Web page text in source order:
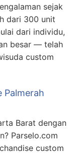
sejak
dari 300 unit
dari individu,
besar — telah
custom
Palmerah
Barat dengan
Parselo.com
custom